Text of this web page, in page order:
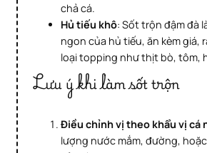
chả cá.
Hủ tiếu khô: Sốt trộn đậm đà
ngon của hủ tiếu, ăn kèm giá,
loại topping như thịt bò, tôm,
Lưu ý khi làm sốt trộn
Điều chỉnh vị theo khẩu vị cá
lượng nước mắm, đường,